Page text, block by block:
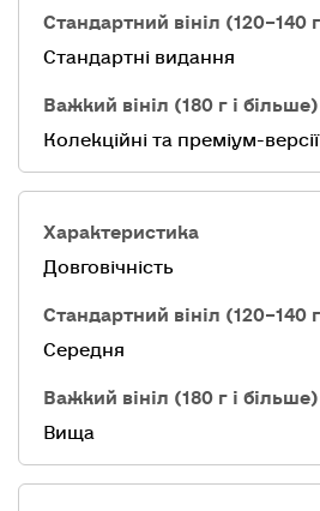
Стандартні видання
Колекційні та преміум-версії
Довговічність
Середня
Вища